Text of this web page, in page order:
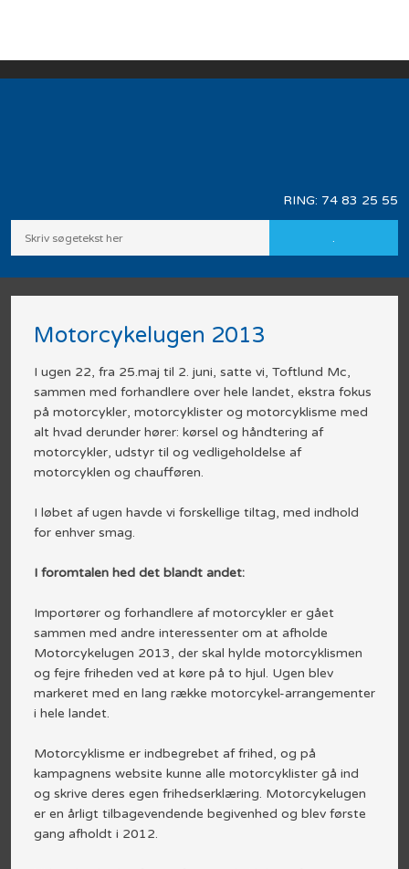
RING: ​ 74 83 25 55
Motorcykelugen 2013
​I ugen 22, fra 25.maj til 2. juni, satte vi, Toftlund Mc,
sammen med forhandlere over hele landet, ekstra fokus
på motorcykler, motorcyklister og motorcyklisme med
alt hvad derunder hører: kørsel og håndtering af
motorcykler, udstyr til og vedligeholdelse af
motorcyklen og chaufføren.
I løbet af ugen havde vi forskellige tiltag, med indhold
for enhver smag.
I foromtalen hed det blandt andet:
Importører og forhandlere af motorcykler er gået
sammen med andre interessenter om at afholde
Motorcykelugen 2013, der skal hylde motorcyklismen
og fejre friheden ved at køre på to hjul. Ugen blev
markeret med en lang række motorcykel-arrangementer
i hele landet.
Motorcyklisme er indbegrebet af frihed, og på
kampagnens website kunne alle motorcyklister gå ind
og skrive deres egen frihedserklæring. Motorcykelugen
er en årligt tilbagevendende begivenhed og blev første
gang afholdt i 2012.